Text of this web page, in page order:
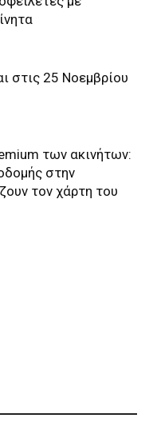
στις 25 Νοεμβρίου
των ακινήτων:
στην
τον χάρτη του